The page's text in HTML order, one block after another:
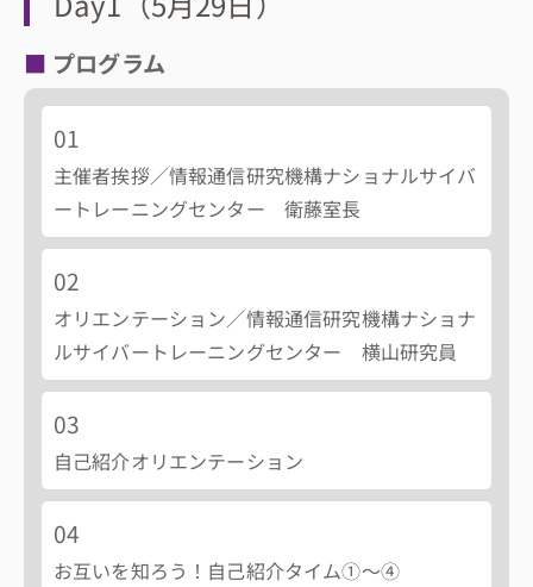
募集要項/応募
よくある質問
動画一覧
お問い合わせ
プログラム
01
主催者挨拶／情報通信研究機構ナショナルサイバ
ートレーニングセンター 衛藤室長
02
オリエンテーション／情報通信研究機構ナショナ
ルサイバートレーニングセンター 横山研究員
03
自己紹介オリエンテーション
04
お互いを知ろう！自己紹介タイム①～④